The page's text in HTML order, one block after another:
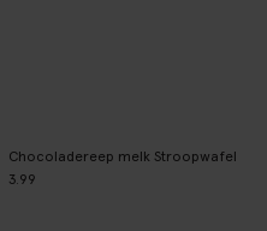
Chocoladereep melk Stroopwafel
3.99